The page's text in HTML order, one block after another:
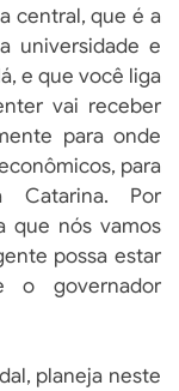
central, que é a
universidade e
e que você liga
vai receber
para onde
para
Catarina. Por
que nós vamos
possa estar
o governador
planeja neste